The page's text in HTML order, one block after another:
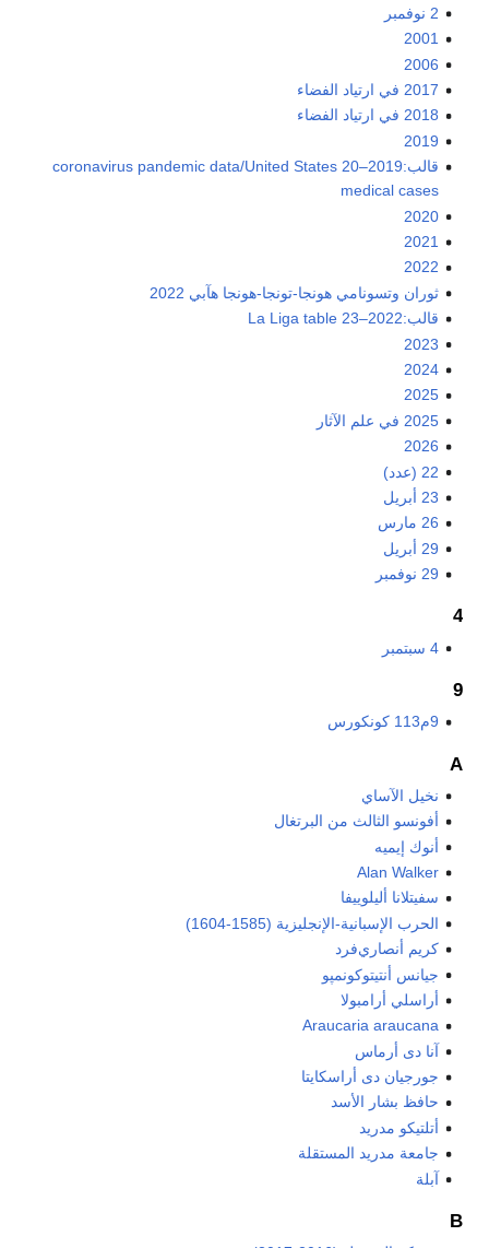
2 نوفمبر
2001
2006
2017 في ارتياد الفضاء
2018 في ارتياد الفضاء
2019
قالب:2019–20 coronavirus pandemic data/United States
medical cases
2020
2021
2022
ثوران وتسونامي هونجا-تونجا-هونجا هآبي 2022
قالب:2022–23 La Liga table
2023
2024
2025
2025 في علم الآثار
2026
22 (عدد)
23 أبريل
26 مارس
29 أبريل
29 نوفمبر
4
4 سبتمبر
9
9م113 كونكورس
A
نخيل الآساي
أفونسو الثالث من البرتغال
أنوك إيميه
Alan Walker
سفيتلانا أليلوييفا
الحرب الإسبانية-الإنجليزية (1585-1604)
كريم أنصاري‌فرد
جيانس أنتيتوكونمپو
أراسلي أرامبولا
Araucaria araucana
آنا دى أرماس
جورجيان دى أراسكايتا
حافظ بشار الأسد
أتلتيكو مدريد
جامعة مدريد المستقلة
آبلة
B